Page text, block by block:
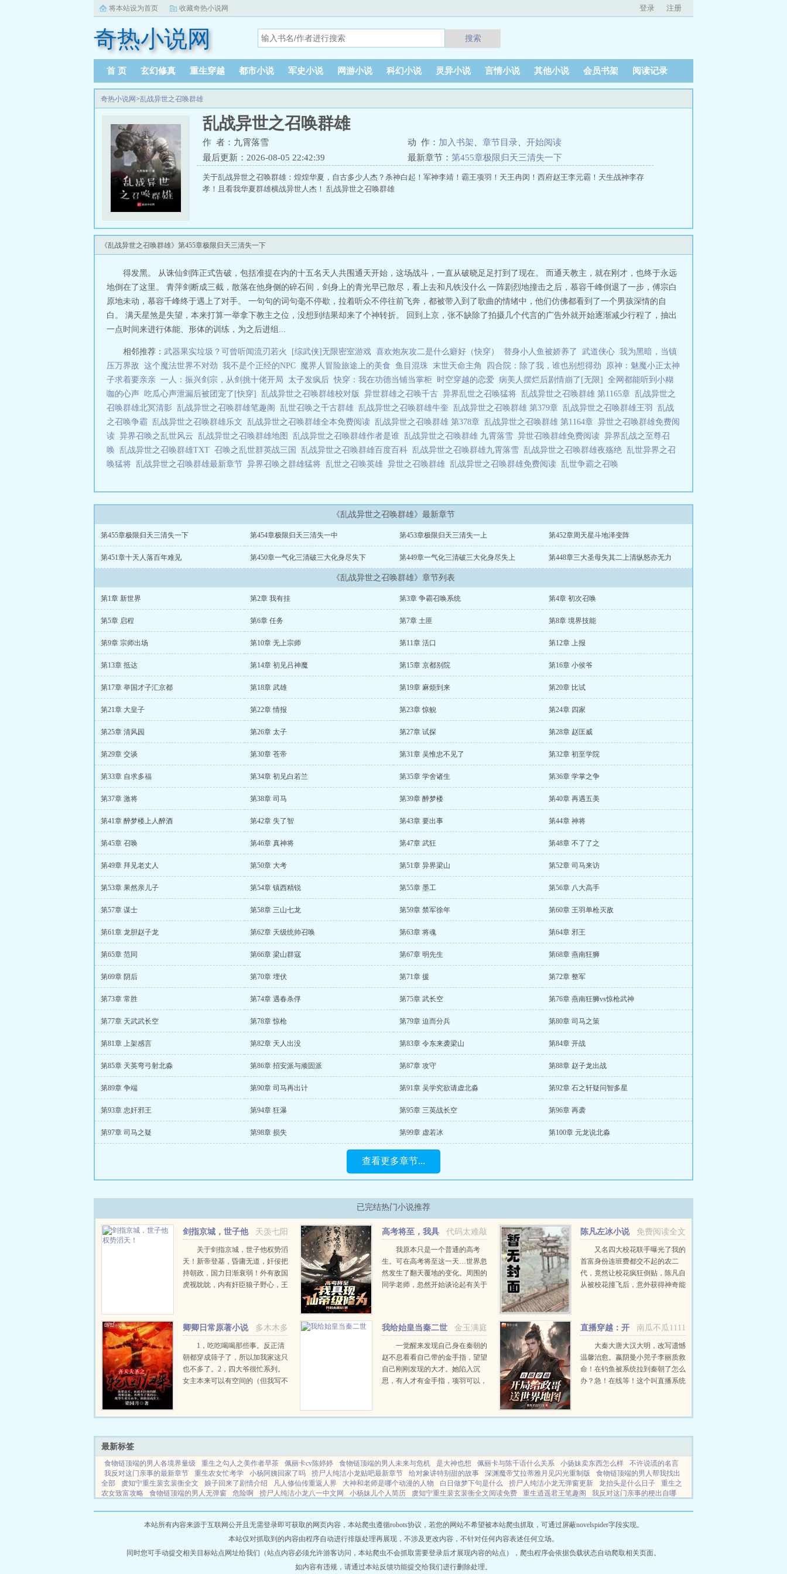
将本站设为首页 收藏奇热小说网 登录 注册
奇热小说网 搜索
首 页 玄幻修真 重生穿越 都市小说 军史小说 网游小说 科幻小说 灵异小说 言情小说 其他小说 会员书架 阅读记录
奇热小说网>乱战异世之召唤群雄
乱战异世之召唤群雄
作 者：九霄落雪 动 作： 加入书架 章节目录
开始阅读
最后更新：2026-08-05 22:42:39
最新章节： 第455章极限归天三清失一下
关于乱战异世之召唤群雄：煌煌华夏，自古多少人杰？杀神白起！军神李靖！霸王项羽！天王冉闵！西府赵王李元霸！天生战神李存
孝！且看我华夏群雄横战异世人杰！ 乱战异世之召唤群雄
《乱战异世之召唤群雄》第455章极限归天三清失一下
得发黑。 从诛仙剑阵正式告破，包括准提在内的十五名天人共围通天开始，这场战斗，一直从破晓足足打到了现在。 而通天教主，就在刚才，也终于永远
地倒在了这里。 青萍剑断成三截，散落在他身侧的碎石间，剑身上的青光早已散尽，看上去和凡铁没什么 一阵剧烈地撞击之后，慕容千峰倒退了一步，傅宗白
原地未动，慕容千峰终于遇上了对手。 一句句的词句毫不停歇，拉着听众不停往前飞奔，都被带入到了歌曲的情绪中，他们仿佛都看到了一个男孩深情的自
白。 满天星煞是失望，本来打算一举拿下教主之位，没想到结果却来了个神转折。 回到上京，张不缺除了拍摄几个代言的广告外就开始逐渐减少行程了，抽出
一点时间来进行体能、形体的训练，为之后进组...
相邻推荐： 武器果实垃圾？可曾听闻流刃若火 [综武侠]无限密室游戏 喜欢炮灰攻二是什么癖好（快穿） 替身小人鱼被娇养了 武道侠心 我为黑暗，当镇
压万界敌 这个魔法世界不对劲 我不是个正经的NPC 魔界人冒险旅途上的美食 鱼目混珠 末世天命主角 四合院：除了我，谁也别想得劲
原神：魅魔小正太神
子求着要亲亲 一人：振兴剑宗，从剑挑十佬开局 太子发疯后 快穿：我在功德当铺当掌柜 时空穿越的恋爱 病美人摆烂后剧情崩了[无限]
全网都能听到小糊
咖的心声 吃瓜心声泄漏后被团宠了[快穿] 乱战异世之召唤群雄校对版 异世群雄之召唤千古 异界乱世之召唤猛将 乱战异世之召唤群雄 第1165章 乱战异世之
召唤群雄北冥清影 乱战异世之召唤群雄笔趣阁 乱世召唤之千古群雄 乱战异世之召唤群雄牛奎 乱战异世之召唤群雄 第379章 乱战异世之召唤群雄王羽 乱战
之召唤争霸 乱战异世之召唤群雄乐文 乱战异世之召唤群雄全本免费阅读 乱战异世之召唤群雄 第378章 乱战异世之召唤群雄 第1164章 异世之召唤群雄免费阅
读 异界召唤之乱世风云 乱战异世之召唤群雄地图 乱战异世之召唤群雄作者是谁 乱战异世之召唤群雄 九霄落雪 异世召唤群雄免费阅读 异界乱战之至尊召
唤 乱战异世之召唤群雄TXT 召唤之乱世群英战三国 乱战异世之召唤群雄百度百科 乱战异世之召唤群雄九霄落雪 乱战异世之召唤群雄夜殇绝 乱世异界之召
唤猛将 乱战异世之召唤群雄最新章节 异界召唤之群雄猛将 乱世之召唤英雄 异世之召唤群雄 乱战异世之召唤群雄免费阅读 乱世争霸之召唤
《乱战异世之召唤群雄》最新章节
第455章极限归天三清失一下 第454章极限归天三清失一中 第453章极限归天三清失一上 第452章周天星斗地泽变阵
第451章十天人落百年难见 第450章一气化三清破三大化身尽失下 第449章一气化三清破三大化身尽失上 第448章三大圣母失其二上清纵怒亦无力
《乱战异世之召唤群雄》章节列表
第1章 新世界 第2章 我有挂 第3章 争霸召唤系统 第4章 初次召唤
第5章 启程 第6章 任务 第7章 土匪 第8章 境界技能
第9章 宗师出场 第10章 无上宗师 第11章 活口 第12章 上报
第13章 抵达 第14章 初见吕神魔 第15章 京都别院 第16章 小侯爷
第17章 举国才子汇京都 第18章 武雄 第19章 麻烦到来 第20章 比试
第21章 大皇子 第22章 情报 第23章 惊鲵 第24章 四家
第25章 清风园 第26章 太子 第27章 试探 第28章 赵匡威
第29章 交谈 第30章 苍帝 第31章 吴惟忠不见了 第32章 初至学院
第33章 自求多福 第34章 初见白若兰 第35章 学舍诸生 第36章 学掌之争
第37章 激将 第38章 司马 第39章 醉梦楼 第40章 再遇五美
第41章 醉梦楼上人醉酒 第42章 失了智 第43章 要出事 第44章 神将
第45章 召唤 第46章 真神将 第47章 武狂 第48章 不了了之
第49章 拜见老丈人 第50章 大考 第51章 异界梁山 第52章 司马来访
第53章 果然亲儿子 第54章 镇西精锐 第55章 墨工 第56章 八大高手
第57章 谋士 第58章 三山七龙 第59章 禁军徐年 第60章 王羽单枪灭敌
第61章 龙胆赵子龙 第62章 天级统帅召唤 第63章 将魂 第64章 邪王
第65章 范同 第66章 梁山群寇 第67章 明先生 第68章 燕南狂狮
第69章 阴后 第70章 埋伏 第71章 援 第72章 整军
第73章 常胜 第74章 遇春杀俘 第75章 武长空 第76章 燕南狂狮vs惊枪武神
第77章 天武武长空 第78章 惊枪 第79章 迫而分兵 第80章 司马之策
第81章 上架感言 第82章 天人出没 第83章 令东来袭梁山 第84章 开战
第85章 天英弯弓射北淼 第86章 招安派与顽固派 第87章 攻守 第88章 赵子龙出战
第89章 争端 第90章 司马再出计 第91章 吴学究欲请虚北淼 第92章 石之轩疑问智多星
第93章 忠奸邪王 第94章 狂瀑 第95章 三英战长空 第96章 再袭
第97章 司马之疑 第98章 损失 第99章 虚若冰 第100章 元龙说北淼
查看更多章节...
已完结热门小说推荐
天羡七阳
剑指京城，世子他
权势滔天！
关于剑指京城，世子他权势滔
天！新帝登基，昏庸无道，奸佞把
持朝政，国力日渐衰弱！外有敌国
虎视眈眈，内有奸臣狼子野心，王
此身亡。直到那位亡国公主...
代码太难敲
高考将至，我具
现仙帝级修为
我原本只是一个普通的高考
生。可在高考将至这一天…世界忽
然发生了翻天覆地的变化。周围的
同学老师，忽然开始谈论起有关于
三阶仙帝修为具现成功！...
免费阅读全文
陈凡左冰小说
推荐又名四大校花联手曝光了我的
首富身份连班费都交不起的农二
代，竟然让校花疯狂倒贴，陈凡自
从被校花撞飞后，意外获得神奇能
多木木多
卿卿日常原著小说
1，吃吃喝喝那些事。反正清
朝都穿成筛子了，所以加我家这只
也不多了。2，四大爷很忙系列。
女主本来可以有空间的（但我写不
有系统的（为了她我...
金玉满庭
我给始皇当秦二世
一觉醒来发现自己身在秦朝的
赵不息看看自己带的金手指，望望
自己刚刚发现的大才。她陷入沉
思，有人才有金手指，项羽可以，
帝活不了多久了，到时候...
南瓜不瓜1111
直播穿越：开
局给政哥送世界地图
大秦大唐大汉大明，改写遗憾
温馨治愈。嬴阴曼小兕子李丽质救
命！在钓鱼被系统拉到秦朝了怎么
办？急！在线等！这个叫直播系统
实...
最新标签
食物链顶端的男人各境界量级 重生之勾人之美作者早茶 佩丽卡cv陈婷婷 食物链顶端的男人未来与危机 是大神也想 佩丽卡与陈千语什么关系 小扬妹卖东西怎么样
不许说谎的名言
我反对这门亲事的最新章节
重生农女忙考学 小杨阿姨回家了吗 捞尸人纯洁小龙贴吧最新章节 给对象讲特别甜的故事 深渊魔帝艾拉蒂雅月见闪光重制版
食物链顶端的男人帮我找出
全部
虞知宁重生裴玄裴衡全文 娘子回来了剧情介绍 凡人修仙传重返人界 大神和老师是哪个动漫的人物 白日做梦下句是什么 捞尸人纯洁小龙无弹窗更新 龙抬头是什么日子
重生之
农女致富攻略
食物链顶端的男人无弹窗 危险啊 捞尸人纯洁小龙八一中文网 小杨妹儿个人简历 虞知宁重生裴玄裴衡全文阅读免费 重生逍遥君王笔趣阁
我反对这门亲事的梗出自哪
版
逆转时空十大最强角色 电影时空逆转 白日做梦系统笔趣阁最新章节更新 小杨妹儿现壮况 男巫英语怎么说 男扮女装的现代文 重生逍遥王短剧 我体内有一个宇宙
白日做梦的解
龙抬头的龙是什么龙 重生之农村学霸女神医 网站地图
本站所有内容来源于互联网公开且无需登录即可获取的网页内容，本站爬虫遵循robots协议，若您的网站不希望被本站爬虫抓取，可通过屏蔽novelspider字段实现。
本站仅对抓取到的内容由程序自动进行排版处理再展现，不涉及更改内容，不针对任何内容表述任何立场。
同时您可手动提交相关目标站点网址给我们（站点内容必须允许游客访问，本站爬虫不会抓取需要登录后才展现内容的站点），爬虫程序会依据负载状态自动爬取相关页面。
如内容有违规，请通过本站反馈功能提交给我们进行删除处理。